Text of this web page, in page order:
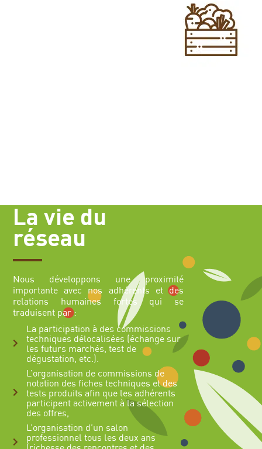
La vie du
réseau
Nous développons une proximité
importante avec nos adhérents et des
relations humaines fortes qui se
traduisent par :
La participation à des commissions
techniques délocalisées (échange sur
les futurs marchés, test de
dégustation, etc.).
L’organisation de commissions de
notation des fiches techniques et des
tests produits afin que les adhérents
participent activement à la sélection
des offres,
L’organisation d’un salon
professionnel tous les deux ans
(richesse des rencontres et des